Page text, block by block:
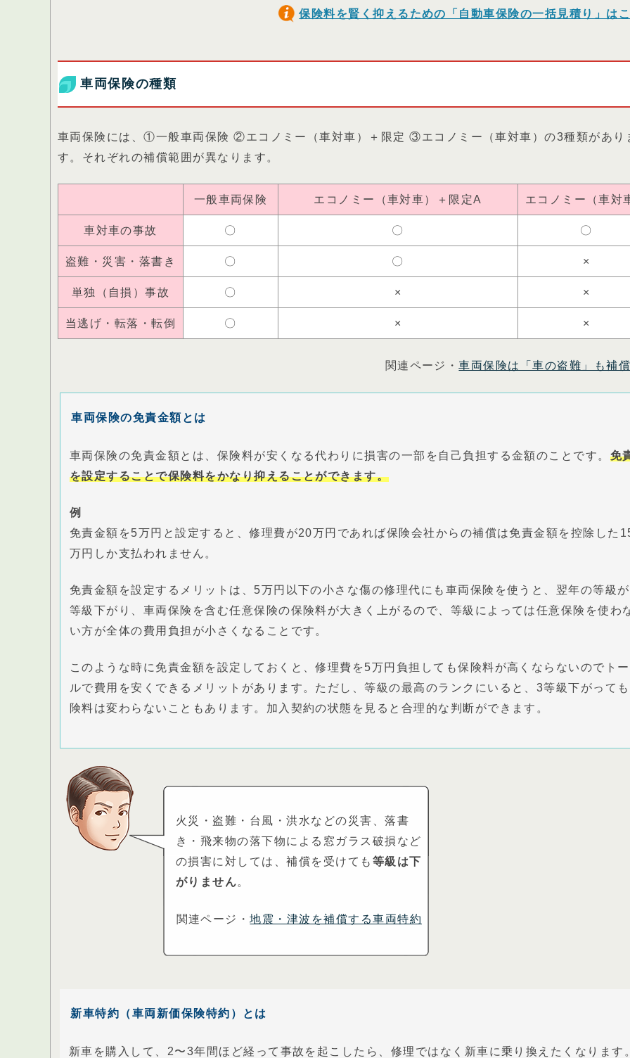
保険料を賢く抑えるための「自動車保険の一括見積り」は
車両保険の種類
車両保険には、①一般車両保険 ②エコノミー（車対車）＋限定 ③エコノミー（車対車）の3種類があり
す。それぞれの補償範囲が異なります。
一般車両保険 エコノミー（車対車）＋限定A エコノミー（車対
車対車の事故 〇 〇 〇
盗難・災害・落書き 〇 〇 ×
単独（自損）事故 〇 × ×
当逃げ・転落・転倒 〇 × ×
関連ページ・車両保険は「車の盗難」も補
車両保険の免責金額とは
車両保険の免責金額とは、保険料が安くなる代わりに損害の一部を自己負担する金額のことです。 免
を設定することで保険料をかなり抑えることができます。
例
免責金額を5万円と設定すると、修理費が20万円であれば保険会社からの補償は免責金額を控除した
万円しか支払われません。
免責金額を設定するメリットは、5万円以下の小さな傷の修理代にも車両保険を使うと、翌年の等級
等級下がり、車両保険を含む任意保険の保険料が大きく上がるので、等級によっては任意保険を使わ
い方が全体の費用負担が小さくなることです。
このような時に免責金額を設定しておくと、修理費を5万円負担しても保険料が高くならないのでト
ルで費用を安くできるメリットがあります。ただし、等級の最高のランクにいると、3等級下がって
険料は変わらないこともあります。加入契約の状態を見ると合理的な判断ができます。
火災・盗難・台風・洪水などの災害、落書
き・飛来物の落下物による窓ガラス破損など
の損害に対しては、補償を受けても 等級は下
がりません。
関連ページ・地震・津波を補償する車両特約
新車特約（車両新価保険特約）とは
新車を購入して、2〜3年間ほど経って事故を起こしたら、修理ではなく新車に乗り換えたくなります